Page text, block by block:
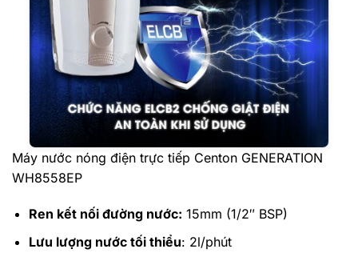
Máy nước nóng điện trực tiếp Centon GENERATION
WH8558EP
Ren kết nối đường nước: 15mm (1/2″ BSP)
Lưu lượng nước tối thiểu: 2l/phút